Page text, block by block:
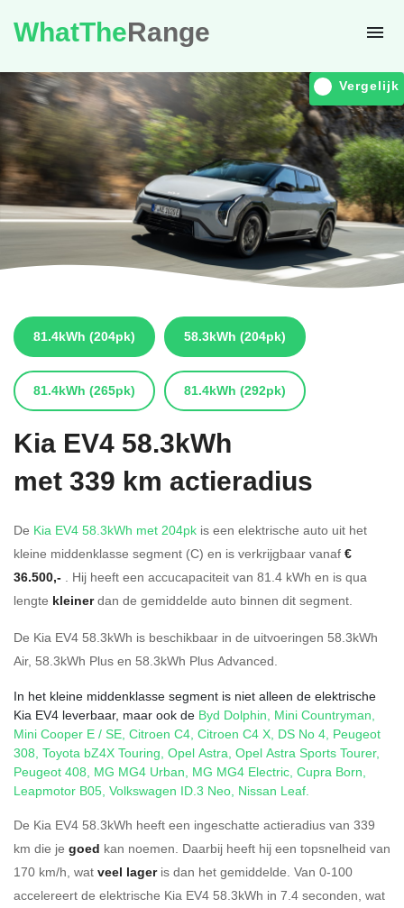
WhatTheRange
Vergelijk
81.4kWh (204pk) 58.3kWh (204pk)
81.4kWh (265pk) 81.4kWh (292pk)
Kia EV4 58.3kWh
met 339 km actieradius
De Kia EV4 58.3kWh met 204pk is een elektrische auto uit het
kleine middenklasse segment (C) en is verkrijgbaar vanaf €
36.500,- . Hij heeft een accucapaciteit van 81.4 kWh en is qua
lengte kleinerdan de gemiddelde auto binnen dit segment.
De Kia EV4 58.3kWh is beschikbaar in de uitvoeringen 58.3kWh
Air, 58.3kWh Plus en 58.3kWh Plus Advanced.
In het kleine middenklasse segment is niet alleen de elektrische
Kia EV4 leverbaar, maar ook de Byd Dolphin, Mini Countryman,
Mini Cooper E / SE, Citroen C4, Citroen C4 X, DS No 4, Peugeot
308, Toyota bZ4X Touring, Opel Astra, Opel Astra Sports Tourer,
Peugeot 408, MG MG4 Urban, MG MG4 Electric, Cupra Born,
Leapmotor B05, Volkswagen ID.3 Neo, Nissan Leaf.
De Kia EV4 58.3kWh heeft een ingeschatte actieradius van 339
km die je goed kan noemen. Daarbij heeft hij een topsnelheid van
170 km/h, wat veel lageris dan het gemiddelde. Van 0-100
accelereert de elektrische Kia EV4 58.3kWh in 7.4 seconden, wat